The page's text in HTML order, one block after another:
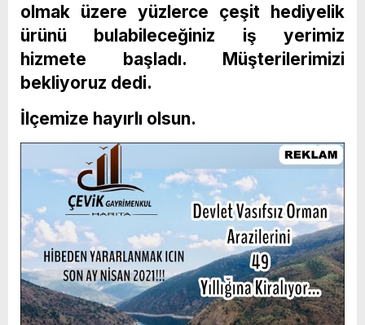
olmak üzere yüzlerce çeşit hediyelik
ürünü bulabileceğiniz iş yerimiz
hizmete başladı. Müşterilerimizi
bekliyoruz dedi.
İlçemize hayırlı olsun.